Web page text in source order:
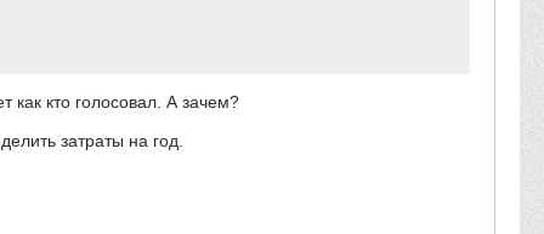
кто голосовал. А зачем?
затраты на год.